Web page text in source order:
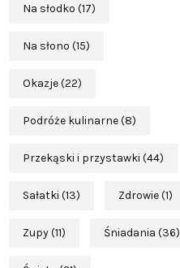
Na słodko (17)
Na słono (15)
Okazje(22)
Podróże kulinarne(8)
Przekąski i przystawki (44)
Sałatki (13) Zdrowie(1)
Zupy(11) Śniadania (36)